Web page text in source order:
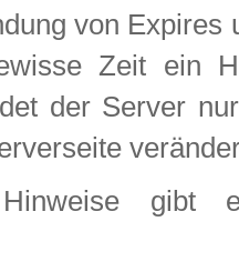
von
Zeit ein
der Server
Hinweise